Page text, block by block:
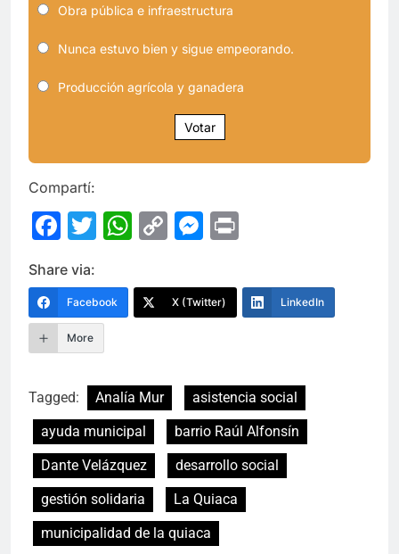
Obra pública e infraestructura
Nunca estuvo bien y sigue empeorando.
Producción agrícola y ganadera
Votar
Compartí:
Facebook
Twitter
WhatsApp
CopyMessenger
Share via:
Facebook X (Twitter) LinkedIn
More
Tagged: Analía Mur
asistencia social
ayuda municipal
barrio Raúl Alfonsín
Dante Velázquez
desarrollo social
gestión solidaria
La Quiaca
municipalidad de la quiaca